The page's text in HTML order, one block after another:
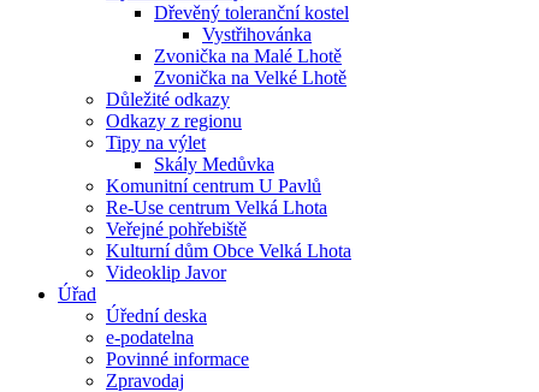
Dřevěný toleranční kostel
Vystřihovánka
Zvonička na Malé Lhotě
Zvonička na Velké Lhotě
Důležité odkazy
Odkazy z regionu
Tipy na výlet
Skály Medůvka
Komunitní centrum U Pavlů
Re-Use centrum Velká Lhota
Veřejné pohřebiště
Kulturní dům Obce Velká Lhota
Videoklip Javor
Úřad
Úřední deska
e-podatelna
Povinné informace
Zpravodaj